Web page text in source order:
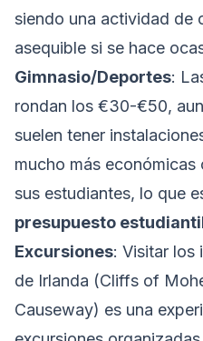
siendo una actividad de
asequible si se hace
Gimnasio/Deportes:
rondan los €30-€50,
suelen tener
mucho más
sus estudiantes, lo que
presupuesto
Excursiones: Visitar los
de Irlanda (Cliffs of
Causeway) es una